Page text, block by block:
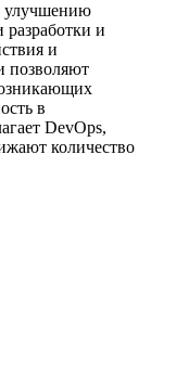
улучшению
и
и
позволяют
в
DevOps,
количество